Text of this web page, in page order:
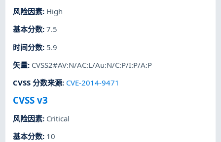
风险因素: High
基本分数:7.5
时间分数: 5.9
矢量: CVSS2#AV:N/AC:L/Au:N/C:P/I:P/A:P
CVSS 分数来源: CVE-2014-9471
CVSS v3
风险因素: Critical
基本分数: 10